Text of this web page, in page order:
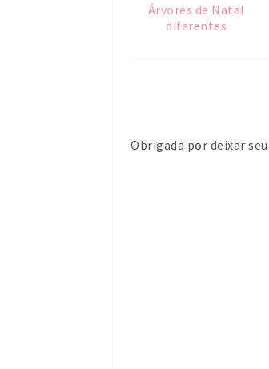
Árvores de Natal
diferentes
Obrigada por deixar